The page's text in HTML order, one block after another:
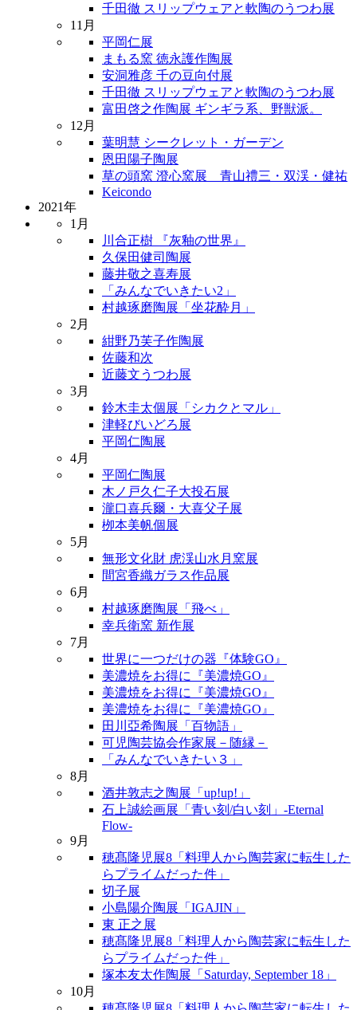
千田徹 スリップウェアと軟陶のうつわ展
11月
平岡仁展
まもる窯 徳永護作陶展
安洞雅彦 千の豆向付展
千田徹 スリップウェアと軟陶のうつわ展
富田啓之作陶展 ギンギラ系、野獣派。
12月
葉明慧 シークレット・ガーデン
恩田陽子陶展
草の頭窯 澄心窯展 青山禮三・双渓・健祐
Keicondo
2021年
1月
川合正樹 『灰釉の世界』
久保田健司陶展
藤井敬之喜寿展
「みんなでいきたい2」
村越琢磨陶展「坐花酔月」
2月
紺野乃芙子作陶展
佐藤和次
近藤文うつわ展
3月
鈴木圭太個展「シカクとマル」
津軽びいどろ展
平岡仁陶展
4月
平岡仁陶展
木ノ戸久仁子大投石展
瀧口喜兵爾・大喜父子展
栁本美帆個展
5月
無形文化財 虎渓山水月窯展
間宮香織ガラス作品展
6月
村越琢磨陶展「飛べ」
幸兵衛窯 新作展
7月
世界に一つだけの器『体験GO』
美濃焼をお得に『美濃焼GO』
美濃焼をお得に『美濃焼GO』
美濃焼をお得に『美濃焼GO』
田川亞希陶展「百物語」
可児陶芸協会作家展－随縁－
「みんなでいきたい３」
8月
酒井敦志之陶展「up!up!」
石上誠絵画展「青い刻/白い刻」-Eternal
Flow-
9月
穂髙隆児展8「料理人から陶芸家に転生した
らプライムだった件」
切子展
小島陽介陶展「IGAJIN」
東 正之展
穂髙隆児展8「料理人から陶芸家に転生した
らプライムだった件」
塚本友太作陶展「Saturday, September 18」
10月